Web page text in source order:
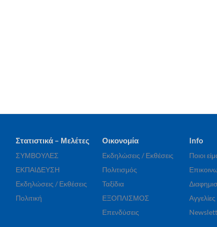
Στατιστικά – Μελέτες
ΣΥΜΒΟΥΛΕΣ
ΕΚΠΑΙΔΕΥΣΗ
Εκδηλώσεις / Εκθέσεις
Πολιτική
Οικονομία
Εκδηλώσεις / Εκθέσεις
Πολιτισμός
Ταξίδια
ΕΞΟΠΛΙΣΜΟΣ
Επενδύσεις
Info
Ποιοι
Αγγελίες